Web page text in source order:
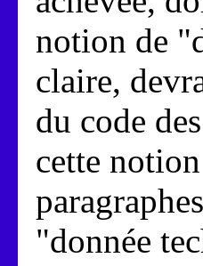
notion de
claire,
du code
cette
"donnée